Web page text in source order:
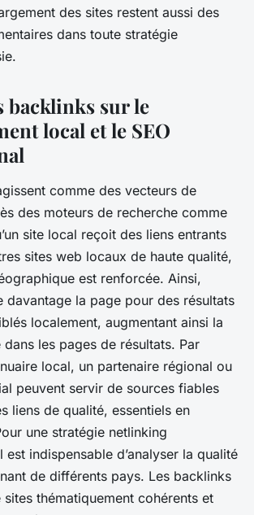
des sites restent aussi des
dans toute stratégie
backlinks sur le
local et le SEO
comme des vecteurs de
des moteurs de recherche comme
site local reçoit des liens entrants
sites web locaux de haute qualité,
est renforcée. Ainsi,
davantage la page pour des résultats
localement, augmentant ainsi la
les pages de résultats. Par
local, un partenaire régional ou
peuvent servir de sources fiables
liens de qualité, essentiels en
une stratégie netlinking
est indispensable d’analyser la qualité
de différents pays. Les backlinks
thématiquement cohérents et